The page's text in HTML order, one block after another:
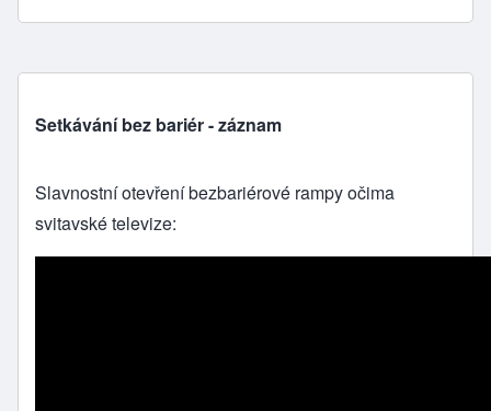
Setkávání bez bariér - záznam
Slavnostní otevření bezbariérové rampy očima
svitavské televize: